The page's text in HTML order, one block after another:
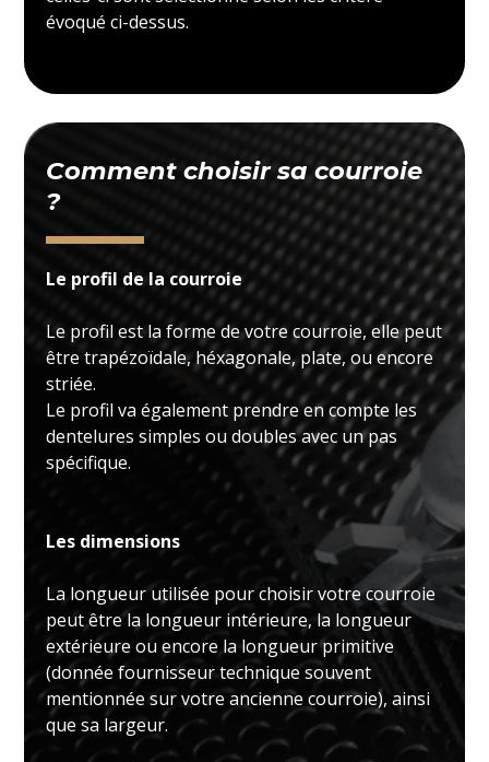
évoqué ci-dessus.
Comment choisir sa courroie
?
Le profil de la courroie
Le profil est la forme de votre courroie, elle peut
être trapézoïdale, héxagonale, plate, ou encore
striée.
Le profil va également prendre en compte les
dentelures simples ou doubles avec un pas
spécifique.
Les dimensions
La longueur utilisée pour choisir votre courroie
peut être la longueur intérieure, la longueur
extérieure ou encore la longueur primitive
(donnée fournisseur technique souvent
mentionnée sur votre ancienne courroie), ainsi
que sa largeur.